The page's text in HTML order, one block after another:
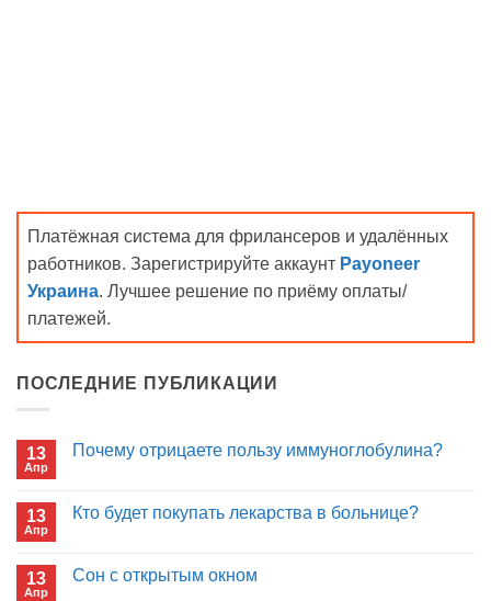
Платёжная система для фрилансеров и удалённых
работников. Зарегистрируйте аккаунт Payoneer
Украина. Лучшее решение по приёму оплаты/
платежей.
ПОСЛЕДНИЕ ПУБЛИКАЦИИ
13
Апр
Почему отрицаете пользу иммуноглобулина?
Почему
13
Апр
Кто будет покупать лекарства в больнице?
Кто
13
Апр
Сон с открытым окном